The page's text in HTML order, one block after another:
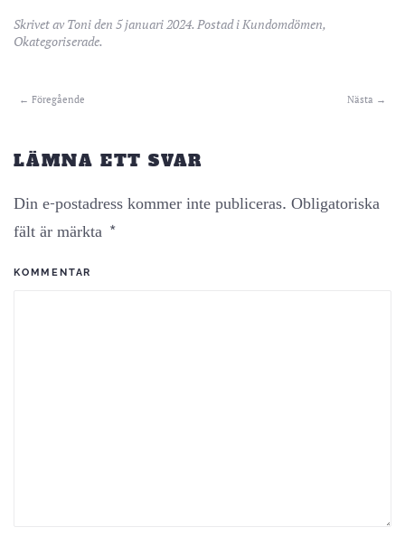
Skrivet avToniden 5 januari 2024. Postad iKundomdömen,
Okategoriserade.
← Föregående Nästa →
LÄMNA ETT SVAR
Din e-postadress kommer inte publiceras. Obligatoriska
fält är märkta *
KOMMENTAR